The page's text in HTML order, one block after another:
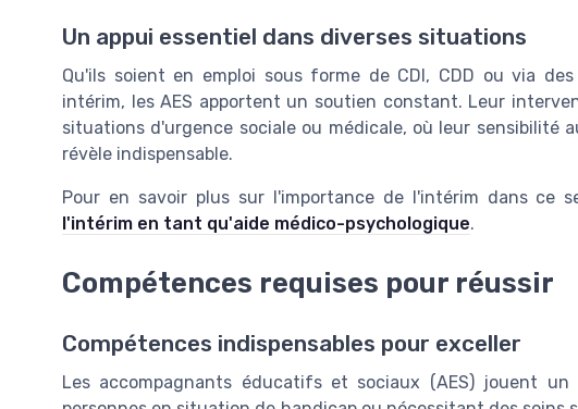
Un appui essentiel dans diverses situations
Qu'ils soient en emploi sous forme de CDI, CDD ou via
intérim, les AES apportent un soutien constant. Leur
situations d'urgence sociale ou médicale, où leur sensibilité
révèle indispensable.
Pour en savoir plus sur l'importance de l'intérim dans ce
l'intérim en tant qu'aide médico-psychologique.
Compétences requises pour réussir
Compétences indispensables pour exceller
Les accompagnants éducatifs et sociaux (AES) jouent